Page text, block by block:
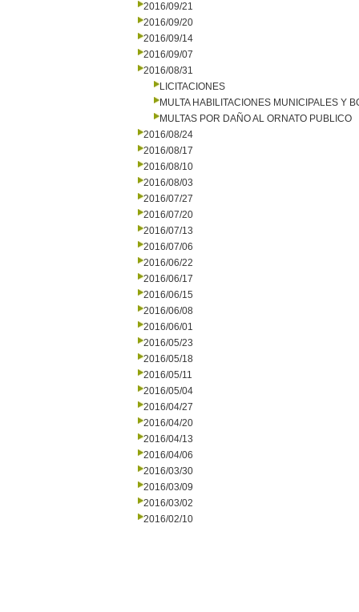
2016/09/21
2016/09/20
2016/09/14
2016/09/07
2016/08/31
LICITACIONES
MULTA HABILITACIONES MUNICIPALES Y
MULTAS POR DAÑO AL ORNATO PUBLICO
2016/08/24
2016/08/17
2016/08/10
2016/08/03
2016/07/27
2016/07/20
2016/07/13
2016/07/06
2016/06/22
2016/06/17
2016/06/15
2016/06/08
2016/06/01
2016/05/23
2016/05/18
2016/05/11
2016/05/04
2016/04/27
2016/04/20
2016/04/13
2016/04/06
2016/03/30
2016/03/09
2016/03/02
2016/02/10